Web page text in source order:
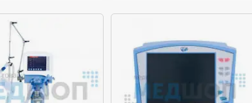
команда Медшоп.